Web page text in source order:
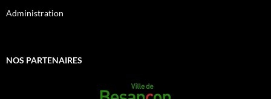
Administration
NOS PARTENAIRES